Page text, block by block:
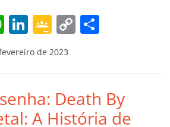
W
at
s
A
p
Li
k
e
dI
n
G
o
o
gl
e
Cl
C
y
Li
n
p
ar
til
de 2023
Death By
A História de